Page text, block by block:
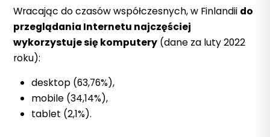
Wracając do czasów współczesnych, w Finlandii do
przeglądania Internetu najczęściej
wykorzystuje się komputery (dane za luty 2022
roku):
desktop (63,76%),
mobile (34,14%),
tablet (2,1%).